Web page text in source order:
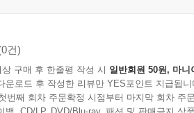
건)
상 구매 후 한줄평 작성 시 일반회원 50원, 마니
운로드 후 작성한 리뷰만 YES포인트 지급됩니
번째 회차 주문확정 시점부터 마지막 회차 주